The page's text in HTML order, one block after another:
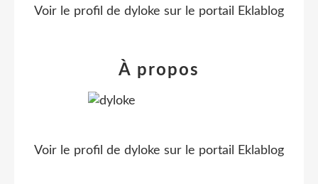
Voir le profil de dyloke sur le portail Eklablog
À propos
Voir le profil de dyloke sur le portail Eklablog